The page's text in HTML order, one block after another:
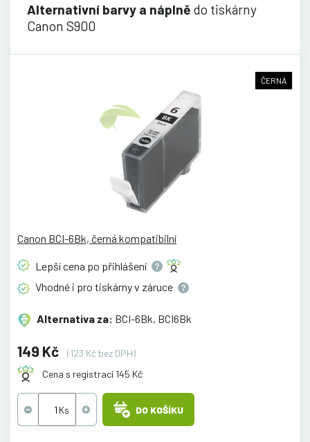
Alternativní barvy a náplně do tiskárny
Canon S900
ČERNÁ
Canon BCI-6Bk, černá kompatibilní
Lepší cena po přihlášení
Vhodné i pro tiskárny v záruce
Alternativa za: BCI-6Bk, BCI6Bk
149 Kč
(123 Kč bez DPH)
Cena s registrací 145 Kč
DO KOŠÍKU